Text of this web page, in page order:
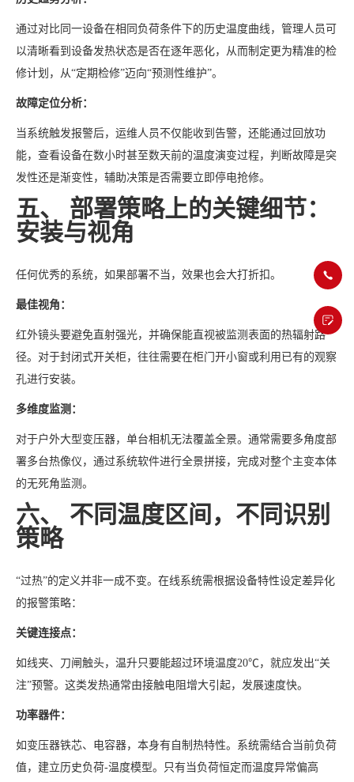
通过对比同一设备在相同负荷条件下的历史温度曲线，管理人员可
以清晰看到设备发热状态是否在逐年恶化，从而制定更为精准的检
修计划，从“定期检修”迈向“预测性维护”。
故障定位分析：
当系统触发报警后，运维人员不仅能收到告警，还能通过回放功
能，查看设备在数小时甚至数天前的温度演变过程，判断故障是突
发性还是渐变性，辅助决策是否需要立即停电抢修。
五、 部署策略上的关键细节：
安装与视角
任何优秀的系统，如果部署不当，效果也会大打折扣。
最佳视角：
红外镜头要避免直射强光，并确保能直视被监测表面的热辐射路
径。对于封闭式开关柜，往往需要在柜门开小窗或利用已有的观察
孔进行安装。
多维度监测：
对于户外大型变压器，单台相机无法覆盖全景。通常需要多角度部
署多台热像仪，通过系统软件进行全景拼接，完成对整个主变本体
的无死角监测。
六、 不同温度区间，不同识别
策略
“过热”的定义并非一成不变。在线系统需根据设备特性设定差异化
的报警策略：
关键连接点：
如线夹、刀闸触头，温升只要能超过环境温度20℃，就应发出“关
注”预警。这类发热通常由接触电阻增大引起，发展速度快。
功率器件：
如变压器铁芯、电容器，本身有自制热特性。系统需结合当前负荷
值，建立历史负荷-温度模型。只有当负荷恒定而温度异常偏高